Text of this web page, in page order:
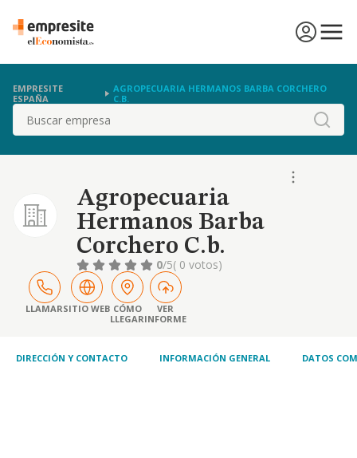
EMPRESITE
ESPAÑA
AGROPECUARIA HERMANOS BARBA CORCHERO
C.B.
Buscar
Agropecuaria
Hermanos Barba
Corchero C.b.
0/5( 0 votos)
LLAMARSITIO WEB CÓMO
LLEGAR
VER
INFORME
DIRECCIÓN Y CONTACTO INFORMACIÓN GENERAL DATOS